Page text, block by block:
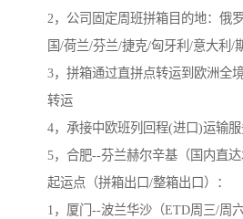
2，公司固定周班拼箱目的地：俄
国/荷兰/芬兰/捷克/匈牙利/意大利/
3，拼箱通过直拼点转运到欧洲全
转运
4，承接中欧班列回程(进口)运输服
5，合肥--芬兰赫尔辛基（国内直达
起运点（拼箱出口/整箱出口）：
1，厦门--波兰华沙（ETD周三/周